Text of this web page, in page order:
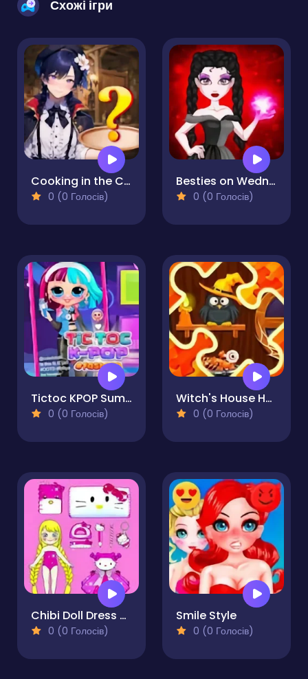
Схожі ігри
Cooking in the City of Winds
0 (0 Голосів)
Besties on Wednesday
0 (0 Голосів)
Tictoc KPOP Summer
0 (0 Голосів)
Witch's House Halloween Puzzles
0 (0 Голосів)
Chibi Doll Dress Up Makeover
0 (0 Голосів)
Smile Style
0 (0 Голосів)